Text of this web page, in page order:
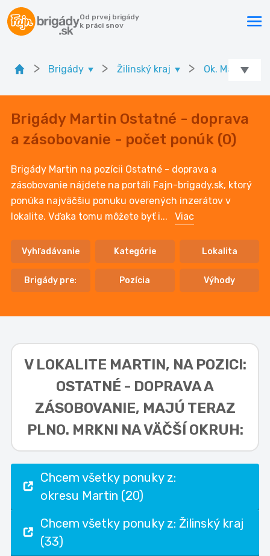
Od prvej brigády
k práci snov
> Brigády > Žilinský kraj > Ok. Martin
Brigády Martin Ostatné - doprava
a zásobovanie - počet ponúk (0)
Brigády Martin na pozícii Ostatné - doprava a
zásobovanie nájdete na portáli Fajn-brigady.sk, ktorý
ponúka najväčšiu ponuku overených inzerátov v
lokalite. Vďaka tomu môžete byť i... Viac
Vyhľadávanie Kategórie Lokalita
Brigády pre: Pozícia Výhody
V LOKALITE MARTIN, NA POZICI:
OSTATNÉ - DOPRAVA A
ZÁSOBOVANIE, MAJÚ TERAZ
PLNO. MRKNI NA VÄČŠÍ OKRUH:
Chcem všetky ponuky z:
okresu Martin (20)
Chcem všetky ponuky z: Žilinský kraj
(33)